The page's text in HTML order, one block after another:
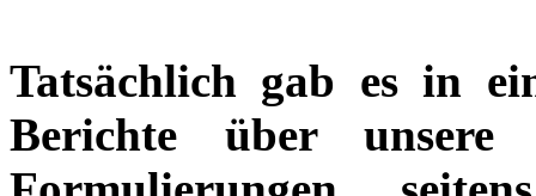
Tatsächlich gab es in
Berichte über unsere